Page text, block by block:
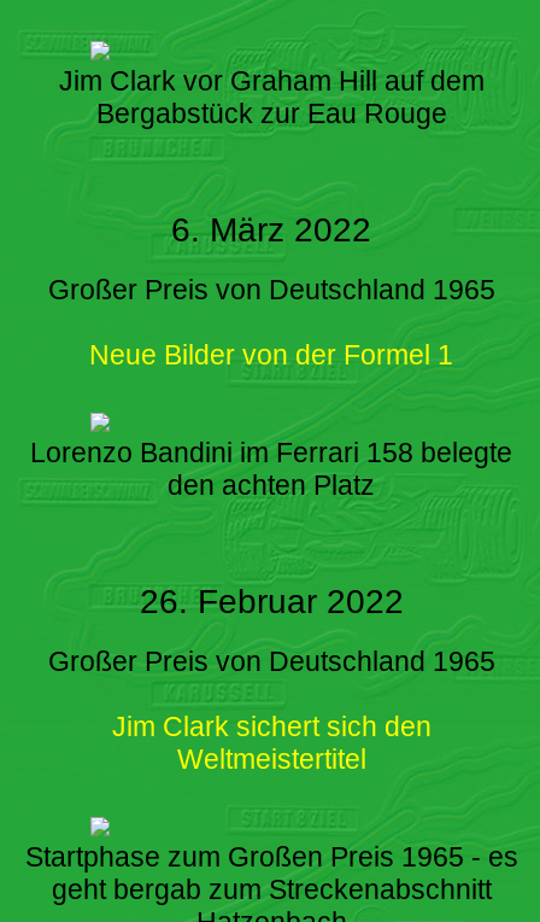
Jim Clark vor Graham Hill auf dem
Bergabstück zur Eau Rouge
6. März 2022
Großer Preis von Deutschland 1965
Neue Bilder von der Formel 1
Lorenzo Bandini im Ferrari 158 belegte
den achten Platz
26. Februar 2022
Großer Preis von Deutschland 1965
Jim Clark sichert sich den
Weltmeistertitel
Startphase zum Großen Preis 1965 - es
geht bergab zum Streckenabschnitt